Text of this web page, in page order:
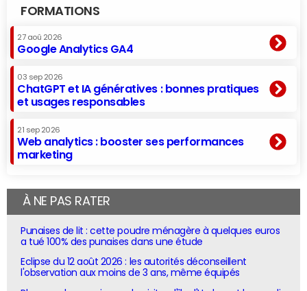
FORMATIONS
27 aoû 2026
Google Analytics GA4
03 sep 2026
ChatGPT et IA génératives : bonnes pratiques
et usages responsables
21 sep 2026
Web analytics : booster ses performances
marketing
À NE PAS RATER
Punaises de lit : cette poudre ménagère à quelques euros
a tué 100% des punaises dans une étude
Eclipse du 12 août 2026 : les autorités déconseillent
l'observation aux moins de 3 ans, même équipés